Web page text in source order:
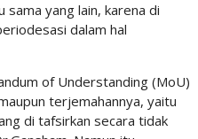
sama yang lain, karena di
dalam hal
of Understanding (MoU)
terjemahannya, yaitu
di tafsirkan secara tidak